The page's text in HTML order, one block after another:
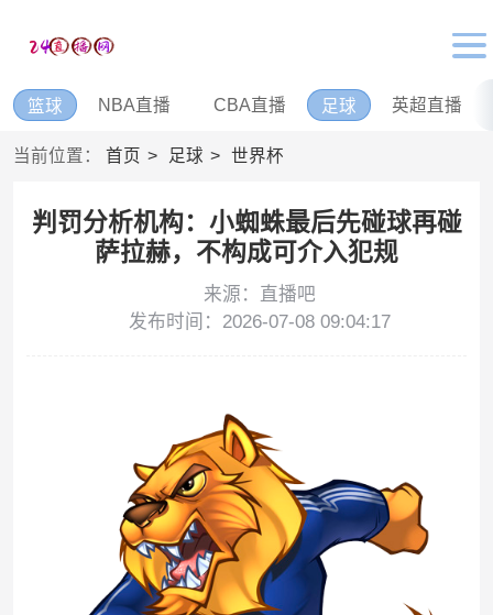
篮球 NBA直播 CBA直播 足球 英超直播
当前位置： 首页 足球 世界杯
判罚分析机构：小蜘蛛最后先碰球再碰
萨拉赫，不构成可介入犯规
来源：直播吧
发布时间：2026-07-08 09:04:17